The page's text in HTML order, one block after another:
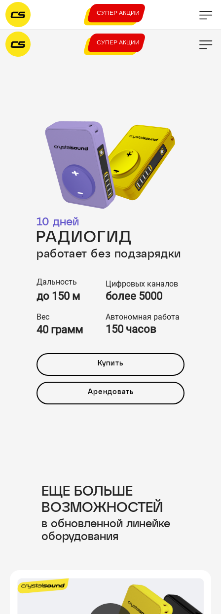
РАДИОГИД
10 дней
работает без подзарядки
Дальность
до 150 м
Цифровых каналов
более 5000
Автономная работа
150 часов
Вес
40 грамм
Купить
Арендовать
ЕЩЕ БОЛЬШЕ
ВОЗМОЖНОСТЕЙ
в обновленной линейке
оборудования